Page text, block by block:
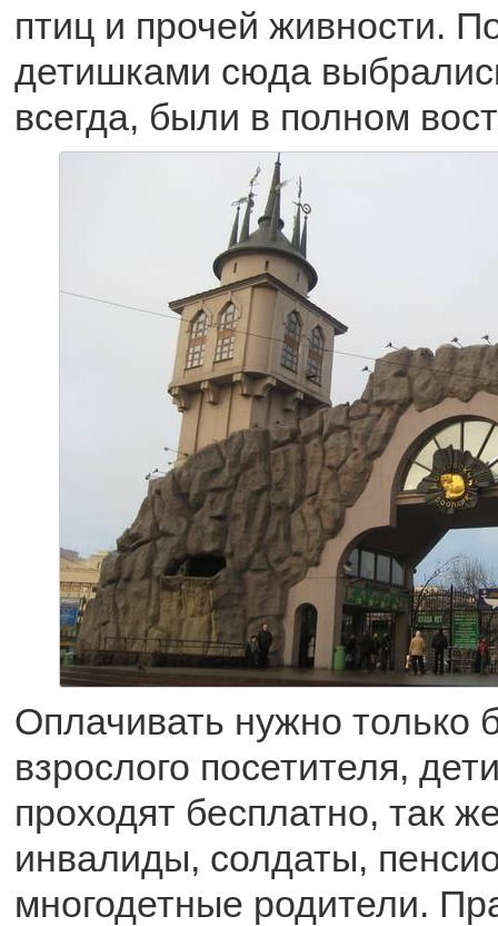
птиц и прочей живности.
детишками сюда
всегда, были в полном
Оплачивать нужно только
взрослого посетителя,
проходят бесплатно, так
инвалиды, солдаты,
многодетные родители.